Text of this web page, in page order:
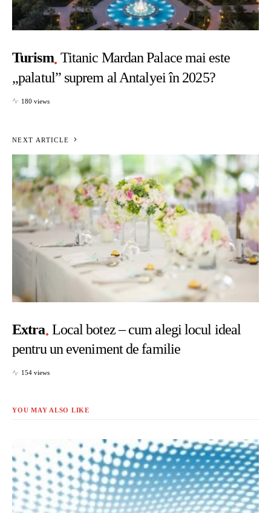
Turism Titanic Mardan Palace mai este
„palatul” suprem al Antalyei în 2025?
180 views
NEXT ARTICLE
Extra Local botez – cum alegi locul ideal
pentru un eveniment de familie
154 views
YOU MAY ALSO LIKE